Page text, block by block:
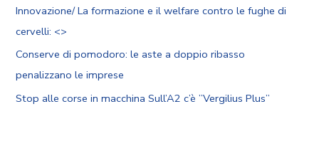
Innovazione/ La formazione e il welfare contro le fughe di
cervelli: <>
Conserve di pomodoro: le aste a doppio ribasso
penalizzano le imprese
Stop alle corse in macchina Sull’A2 c’è ”Vergilius Plus”